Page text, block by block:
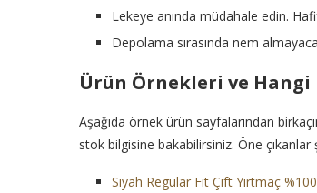
Lekeye anında müdahale edin.
Depolama sırasında nem
Ürün Örnekleri ve Hangi
Aşağıda örnek ürün sayfalarından
stok bilgisine bakabilirsiniz. Öne çıkanlar
Siyah Regular Fit Çift Yırtmaç